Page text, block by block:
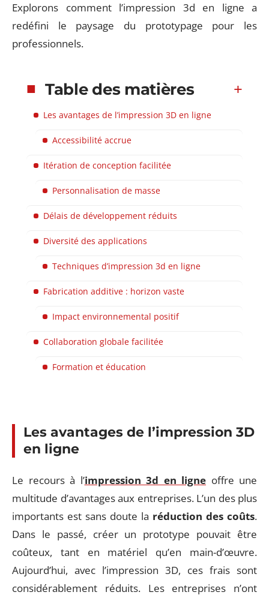
Explorons comment l’impression 3d en ligne a
redéfini le paysage du prototypage pour les
professionnels.
Table des matières
Les avantages de l’impression 3D en ligne
Accessibilité accrue
Itération de conception facilitée
Personnalisation de masse
Délais de développement réduits
Diversité des applications
Techniques d’impression 3d en ligne
Fabrication additive : horizon vaste
Impact environnemental positif
Collaboration globale facilitée
Formation et éducation
Les avantages de l’impression 3D
en ligne
Le recours à l’impression 3d en ligne offre une
multitude d’avantages aux entreprises. L’un des plus
importants est sans doute la réduction des coûts.
Dans le passé, créer un prototype pouvait être
coûteux, tant en matériel qu’en main-d’œuvre.
Aujourd’hui, avec l’impression 3D, ces frais sont
considérablement réduits. Les entreprises n’ont